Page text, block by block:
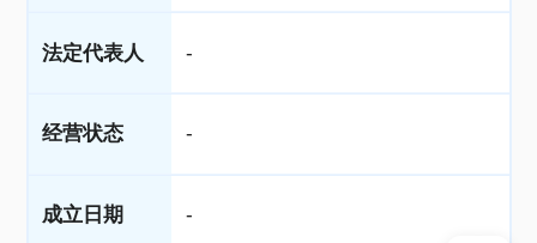
法定代表人 -
经营状态 -
成立日期 -